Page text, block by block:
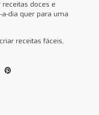
doces e
dia quer para uma
receitas fáceis,